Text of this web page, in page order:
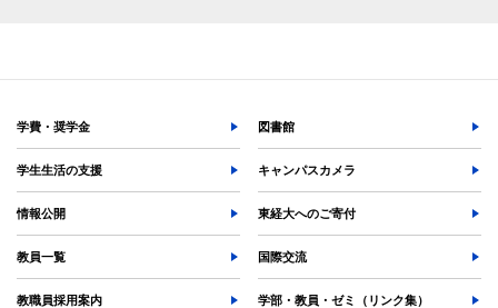
学費・奨学金 図書館
学生生活の支援 キャンパスカメラ
情報公開 東経大へのご寄付
教員一覧 国際交流
教職員採用案内 学部・教員・ゼミ（リンク集）